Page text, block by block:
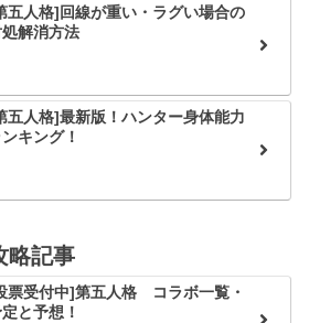
五人格]回線が重い・ラグい場合の
解消方法
五人格]最新版！ハンター身体能力
キング！
略記事
票受付中]第五人格 コラボ一覧・
と予想！